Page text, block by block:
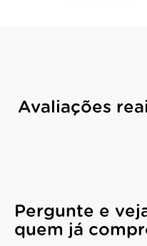
Avaliações
Pergunte e
quem já